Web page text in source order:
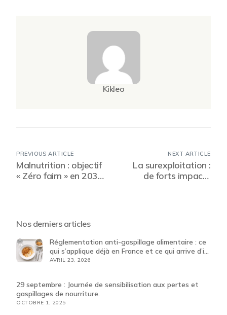
Kikleo
PREVIOUS ARTICLE
Malnutrition : objectif
« Zéro faim » en 2030
NEXT ARTICLE
La surexploitation :
de forts impacts
Nos derniers articles
Réglementation anti-gaspillage alimentaire : ce
qui s’applique déjà en France et ce qui arrive d’ici
2030
AVRIL 23, 2026
29 septembre : Journée de sensibilisation aux pertes et
gaspillages de nourriture.
OCTOBRE 1, 2025